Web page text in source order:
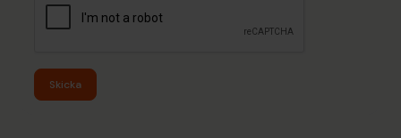
Skicka